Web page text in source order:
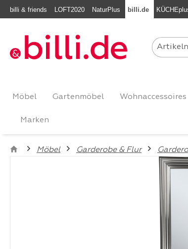
Hauptinhalt springen
Zur Suche springen
Zur Hauptnavigation springen
billi & friends LOFT2020 NaturPlus billi.de
Möbel Gartenmöbel Wohnaccessoires
Marken
Möbel Garderobe & Flur